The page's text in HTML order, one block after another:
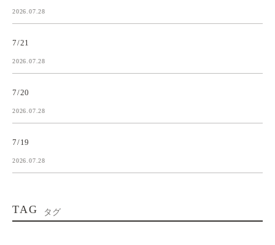
2026.07.28
7/21
2026.07.28
7/20
2026.07.28
7/19
2026.07.28
TAG タグ